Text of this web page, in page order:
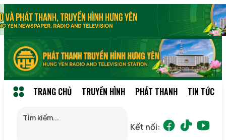
TRANG CHỦ TRUYỀN HÌNH PHÁT THANH TIN TỨC
Kết nối: